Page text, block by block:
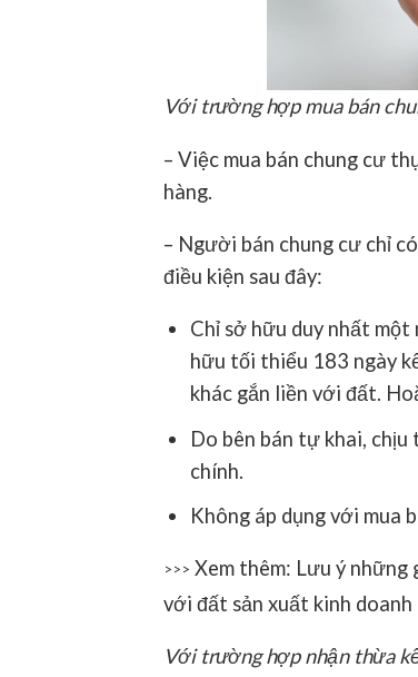
Với trường hợp mua bán
– Việc mua bán chung cư
hàng.
– Người bán chung cư chỉ
điều kiện sau đây:
Chỉ sở hữu duy nhất
hữu tối thiểu 183 ngày
khác gắn liền với đất.
Do bên bán tự khai,
chính.
Không áp dụng với mua
>>> Xem thêm: Lưu ý
với đất sản xuất kinh doanh
Với trường hợp nhận thừa